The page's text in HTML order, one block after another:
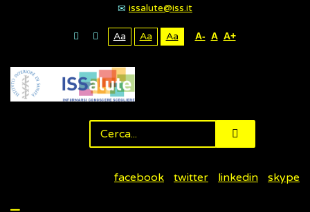
issalute@iss.it
Aa Aa Aa A- A A+
facebook twitter linkedin skype